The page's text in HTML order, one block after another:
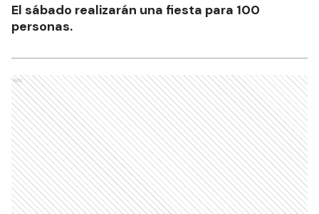
El sábado realizarán una fiesta para 100
personas.
Ads